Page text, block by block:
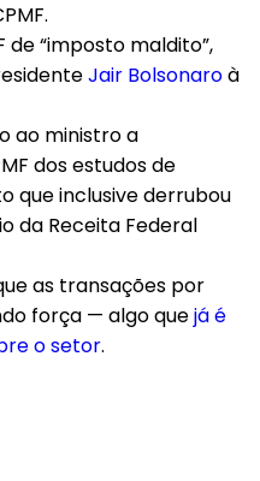
de “imposto maldito”,
Jair Bolsonaroà
ao ministro a
dos estudos de
que inclusive derrubou
da Receita Federal
as transações por
força — algo quejá é
o setor.